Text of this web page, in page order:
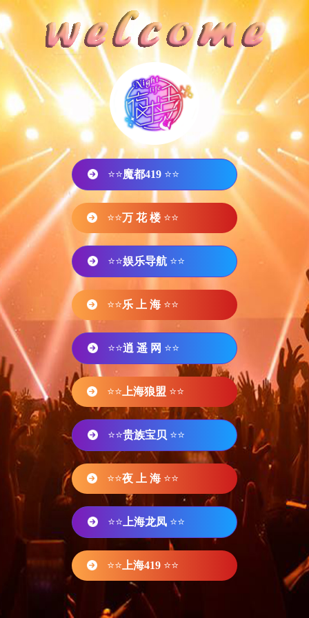
⭐⭐魔都419 ⭐⭐
⭐⭐万 花 楼 ⭐⭐
⭐⭐娱乐导航 ⭐⭐
⭐⭐乐 上 海 ⭐⭐
⭐⭐逍 遥 网 ⭐⭐
⭐⭐ 上海狼盟 ⭐⭐
⭐⭐贵族宝贝 ⭐⭐
⭐⭐夜 上 海 ⭐⭐
⭐⭐ 上海龙凤 ⭐⭐
⭐⭐ 上海419 ⭐⭐